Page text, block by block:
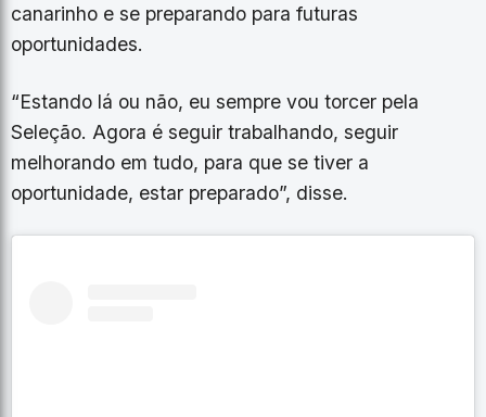
canarinho e se preparando para futuras
oportunidades.
“Estando lá ou não, eu sempre vou torcer pela
Seleção. Agora é seguir trabalhando, seguir
melhorando em tudo, para que se tiver a
oportunidade, estar preparado”, disse.